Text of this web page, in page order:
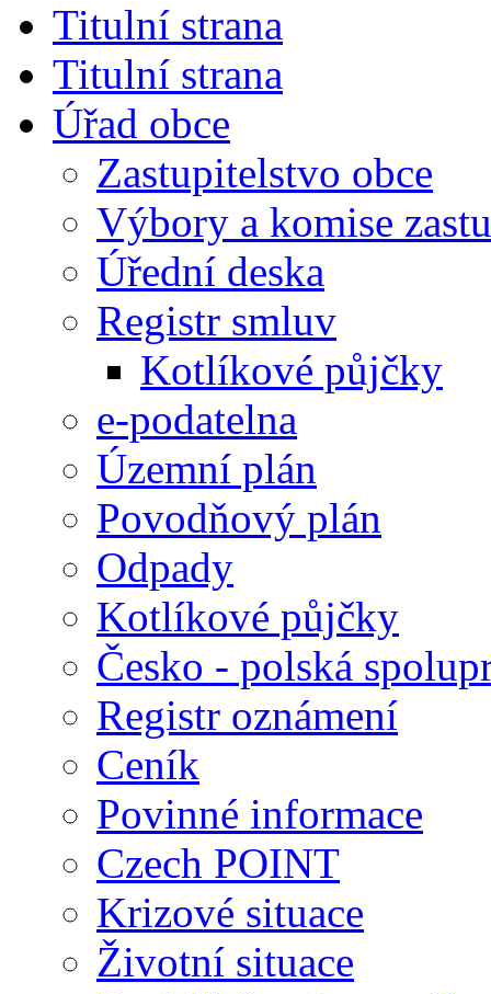
Titulní strana
Titulní strana
Úřad obce
Zastupitelstvo obce
Výbory a komise
Úřední deska
Registr smluv
Kotlíkové půjčky
e-podatelna
Územní plán
Povodňový plán
Odpady
Kotlíkové půjčky
Česko - polská
Registr oznámení
Ceník
Povinné informace
Czech POINT
Krizové situace
Životní situace